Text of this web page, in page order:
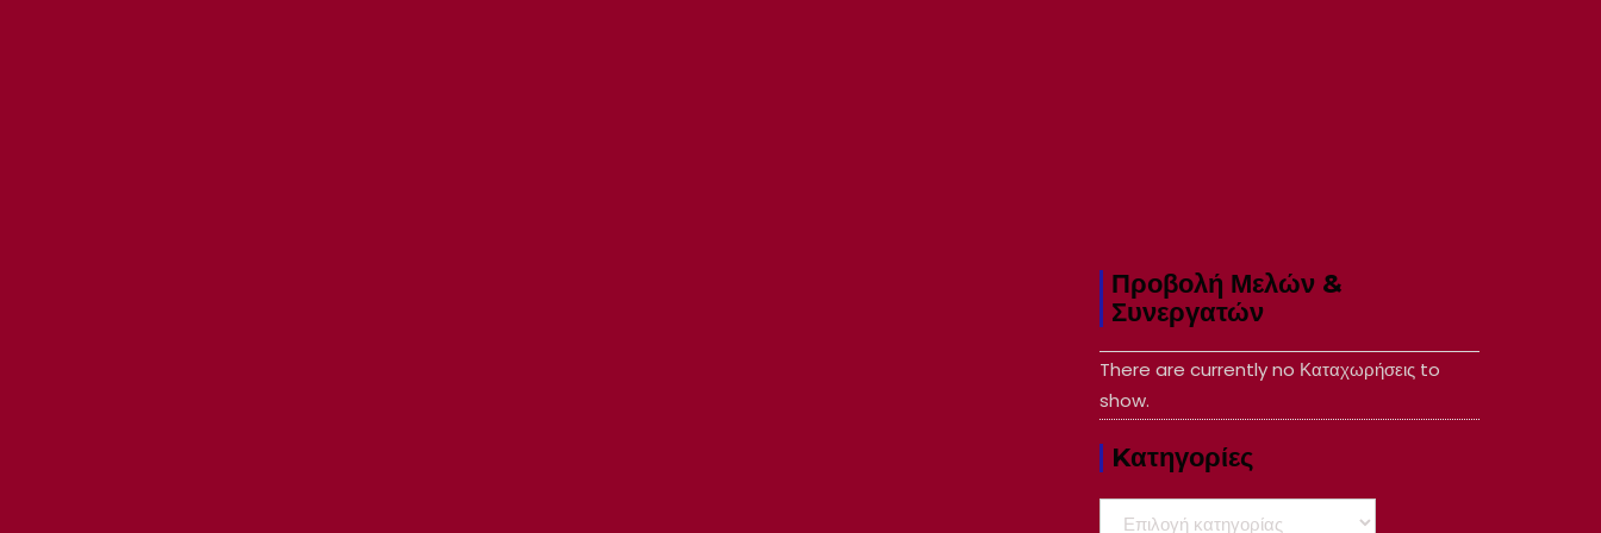
Προβολή Μελών &
Συνεργατών
There are currently no Καταχωρήσεις to
show.
Kατηγορίες
Kατηγορίες